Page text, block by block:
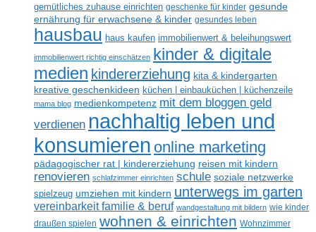
gemütliches zuhause einrichten geschenke für kinder gesunde
ernährung für erwachsene & kinder gesundes leben
hausbau haus kaufen immobilienwert & beleihungswert
immobilienwert richtig einschätzen kinder & digitale
medien kindererziehung kita & kindergarten
kreative geschenkideen küchen | einbauküchen | küchenzeile
mama blog medienkompetenz mit dem bloggen geld
verdienen nachhaltig leben und
konsumieren online marketing
pädagogischer rat | kindererziehung reisen mit kindern
renovieren schlafzimmer einrichten schule soziale netzwerke
spielzeug umziehen mit kindern unterwegs im garten
vereinbarkeit familie & beruf wandgestaltung mit bildern wie kinder
draußen spielen wohnen & einrichten Wohnzimmer